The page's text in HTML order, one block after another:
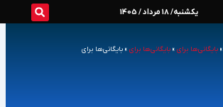
یکشنبه/ 18 مرداد / 1405
»بایگانی‌ها برای »بایگانی‌ها برای »بایگانی‌ها برای